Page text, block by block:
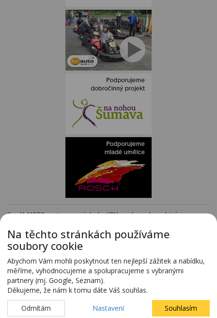
Staněk MOTO - autorizovaný dealer KTM - e-shop s kompletním
Předváděcí vozy - kompletní nabídka na specializovaných stránkách
www.predvadeci-vozy.cz
Vozy 4x4 a vozy SUV - kompletní nabídka na specializovaných stránkách
www.4x4-suv.cz
Firma HS Auto Staněk s.r.o. si vyhrazuje právo změny vyplývající z chyby
zadání.
Na těchto stránkách používáme
soubory cookie
Abychom Vám mohli poskytnout ten nejlepší zážitek a nabídku,
měříme, vyhodnocujeme a spolupracujeme s vybranými
partnery (mj. Google, Seznam).
Děkujeme, že nám k tomu dáte Váš souhlas.
Odmítám
Nastavení Souhlasím